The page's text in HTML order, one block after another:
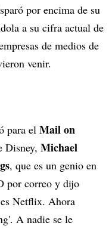
por encima de su
a su cifra actual de
de medios de
venir.
para el Mail on
Disney, Michael
, que es un genio en
por correo y dijo
Netflix. Ahora
A nadie se le